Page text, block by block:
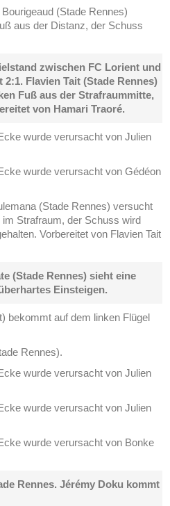
(Stade Rennes)
aus der Distanz, der Schuss
zwischen FC Lorient und
2:1. Flavien Tait (Stade Rennes)
Fuß aus der Strafraummitte,
von Hamari Traoré.
wurde verursacht von Julien
wurde verursacht von Gédéon
(Stade Rennes) versucht
Strafraum, der Schuss wird
Vorbereitet von Flavien Tait
(Stade Rennes) sieht eine
Einsteigen.
bekommt auf dem linken Flügel
Rennes).
wurde verursacht von Julien
wurde verursacht von Julien
wurde verursacht von Bonke
Rennes. Jérémy Doku kommt